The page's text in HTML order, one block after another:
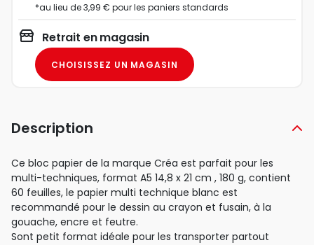
*au lieu de 3,99 € pour les paniers standards
Retrait en magasin
CHOISISSEZ UN MAGASIN
Description
Ce bloc papier de la marque Créa est parfait pour les
multi-techniques, format A5 14,8 x 21 cm , 180 g, contient
60 feuilles, le papier multi technique blanc est
recommandé pour le dessin au crayon et fusain, à la
gouache, encre et feutre.
Sont petit format idéale pour les transporter partout